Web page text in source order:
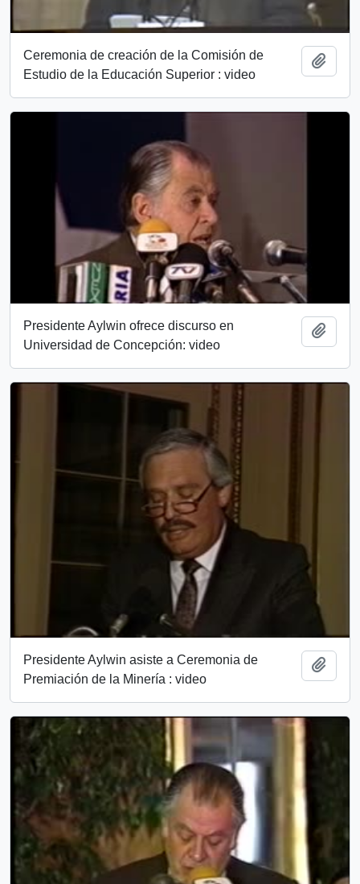
Ceremonia de creación de la Comisión de
Estudio de la Educación Superior : video
Presidente Aylwin ofrece discurso en
Universidad de Concepción: video
Presidente Aylwin asiste a Ceremonia de
Premiación de la Minería : video